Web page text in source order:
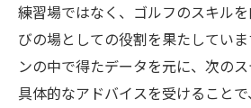
練習場ではなく、ゴルフのスキル
びの場としての役割を果たしてい
ンの中で得たデータを元に、次の
具体的なアドバイスを受けること